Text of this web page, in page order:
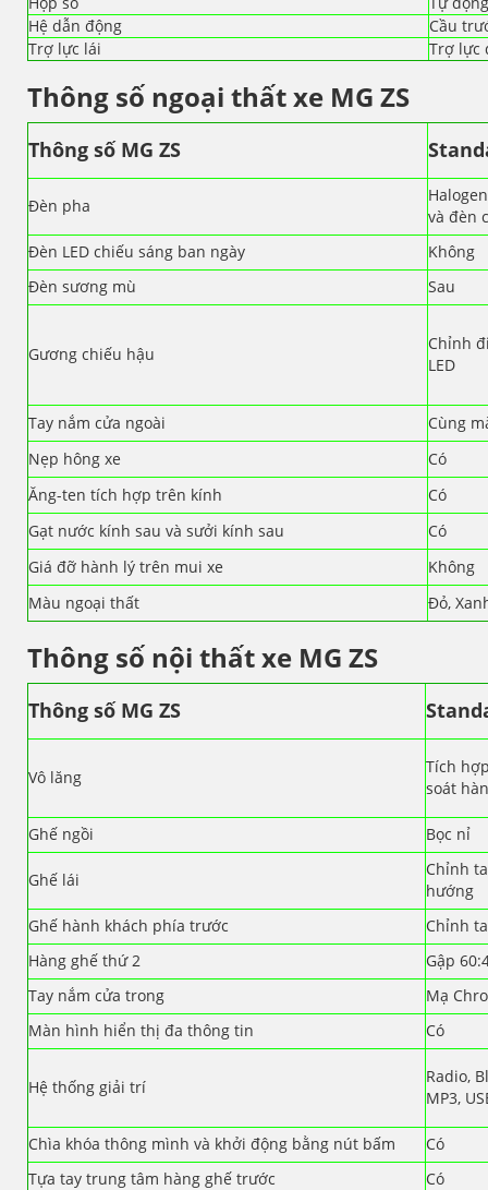
Hệ dẫn động
Cầu
Trợ lực lái
Trợ lực
Thông số ngoại thất xe MG ZS
Thông số MG ZS
Đèn pha
và đèn
Đèn LED chiếu sáng ban ngày
Không
Đèn sương mù
Sau
Gương chiếu hậu
Chỉnh
LED
Tay nắm cửa ngoài
Cùng
Nẹp hông xe
Có
Ăng-ten tích hợp trên kính
Có
Gạt nước kính sau và sưởi kính sau
Có
Giá đỡ hành lý trên mui xe
Không
Màu ngoại thất
Đỏ,
Thông số nội thất xe MG ZS
Thông số MG ZS
Vô lăng
Tích
soát
Ghế ngồi Bọc nỉ
Ghế lái
Chỉnh
hướng
Ghế hành khách phía trước
Chỉnh
Hàng ghế thứ 2
Gập
Tay nắm cửa trong
Mạ
Màn hình hiển thị đa thông tin
Có
Hệ thống giải trí
Radio,
MP3,
Chìa khóa thông mình và khởi động bằng nút bấm
Có
Tựa tay trung tâm hàng ghế trước
Có